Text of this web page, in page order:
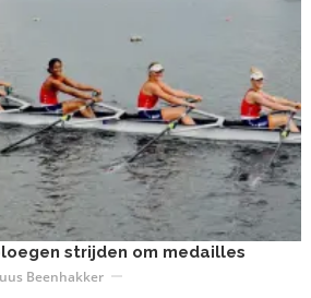
strijden om medailles
Beenhakker